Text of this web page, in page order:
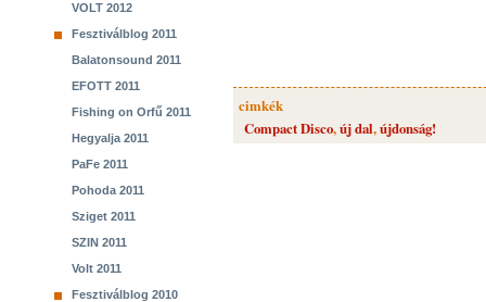
VOLT 2012
Fesztiválblog 2011
Balatonsound 2011
EFOTT 2011
Fishing on Orfű 2011
Hegyalja 2011
PaFe 2011
Pohoda 2011
Sziget 2011
SZIN 2011
Volt 2011
Fesztiválblog 2010
cimkék
Compact Disco,új dal,újdonság!